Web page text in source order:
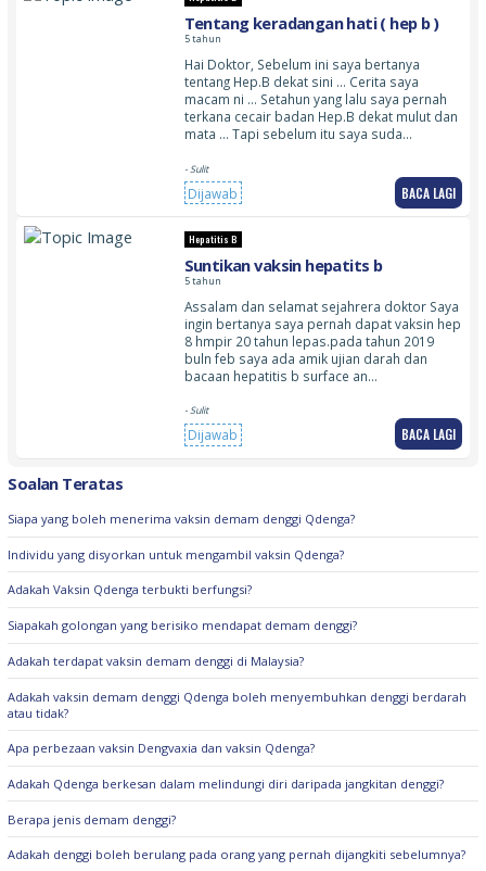
Tentang keradangan hati ( hep b )
5 tahun
Hai Doktor, Sebelum ini saya bertanya
tentang Hep.B dekat sini … Cerita saya
macam ni … Setahun yang lalu saya pernah
terkana cecair badan Hep.B dekat mulut dan
mata … Tapi sebelum itu saya suda…
- Sulit
Dijawab BACA LAGI
Hepatitis B
Suntikan vaksin hepatits b
5 tahun
Assalam dan selamat sejahrera doktor Saya
ingin bertanya saya pernah dapat vaksin hep
8 hmpir 20 tahun lepas.pada tahun 2019
buln feb saya ada amik ujian darah dan
bacaan hepatitis b surface an…
- Sulit
Dijawab BACA LAGI
Soalan Teratas
Siapa yang boleh menerima vaksin demam denggi Qdenga?
Individu yang disyorkan untuk mengambil vaksin Qdenga?
Adakah Vaksin Qdenga terbukti berfungsi?
Siapakah golongan yang berisiko mendapat demam denggi?
Adakah terdapat vaksin demam denggi di Malaysia?
Adakah vaksin demam denggi Qdenga boleh menyembuhkan denggi berdarah
atau tidak?
Apa perbezaan vaksin Dengvaxia dan vaksin Qdenga?
Adakah Qdenga berkesan dalam melindungi diri daripada jangkitan denggi?
Berapa jenis demam denggi?
Adakah denggi boleh berulang pada orang yang pernah dijangkiti sebelumnya?